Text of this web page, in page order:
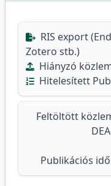
RIS export
Zotero stb.)
Hiányzó
Hitelesített
Feltöltött
Publikációs